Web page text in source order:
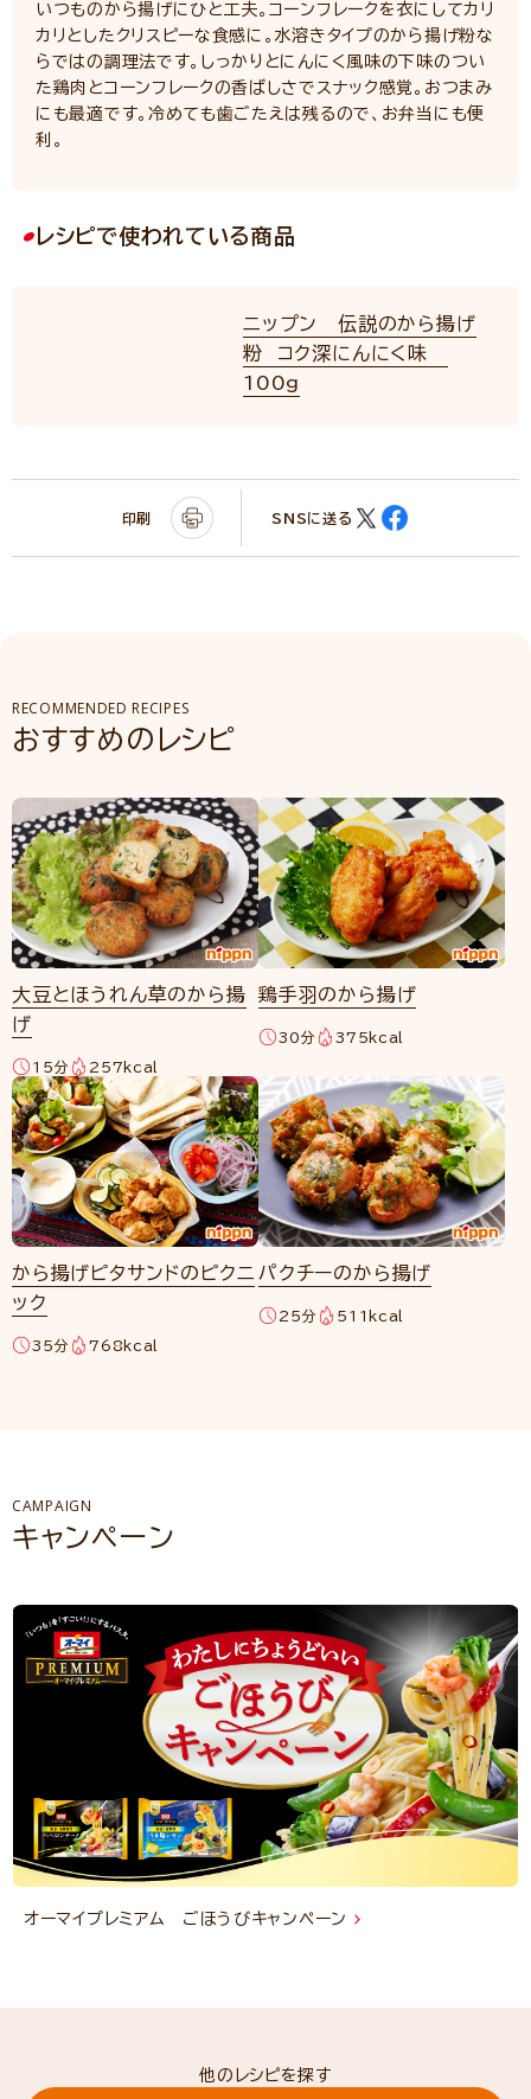
いつものから揚げにひと工夫。コーンフレークを衣にしてカリ
カリとしたクリスピーな食感に。水溶きタイプのから揚げ粉な
らではの調理法です。しっかりとにんにく風味の下味のつい
た鶏肉とコーンフレークの香ばしさでスナック感覚。おつまみ
にも最適です。冷めても歯ごたえは残るので、お弁当にも便
利。
レシピで使われている商品
ニップン 伝説のから揚げ
粉 コク深にんにく味
100g
印刷 SNSに送る
RECOMMENDED RECIPES
おすすめのレシピ
大豆とほうれん草のから揚
げ
15分 257kcal
鶏手羽のから揚げ
30分 375kcal
から揚げピタサンドのピクニ
ック
35分 768kcal
パクチーのから揚げ
25分 511kcal
CAMPAIGN
キャンペーン
オーマイプレミアム ごほうびキャンペーン
他のレシピを探す